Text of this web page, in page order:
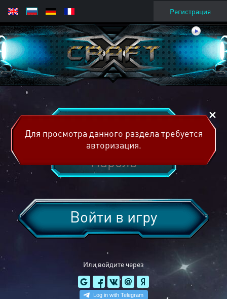
Регистрация
Или войдите через
Войти в игру
Для просмотра данного раздела требуется
авторизация.